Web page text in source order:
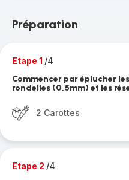
Préparation
Etape 1 /4
Commencer par éplucher
rondelles (0,5mm) et les
2 Carottes
Etape 2 /4